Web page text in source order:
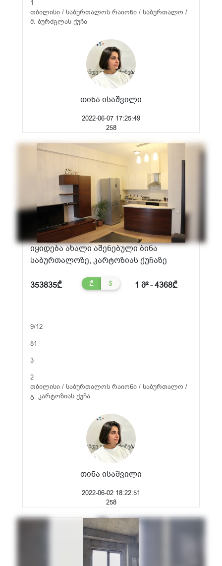
1
თბილისი / საბურთალოს რაიონი / საბურთალო /
მ. ბურძგლას ქუჩა
თინა ისაშვილი
2022-06-07 17:25:49
258
იყიდება ახალი აშენებული ბინა
საბურთალოზე, კარტოზიას ქუჩაზე
353835₾ ₾ $ 1 მ² - 4368₾
9/12
81
3
2
თბილისი / საბურთალოს რაიონი / საბურთალო /
გ. კარტოზიას ქუჩა
თინა ისაშვილი
2022-06-02 18:22:51
258